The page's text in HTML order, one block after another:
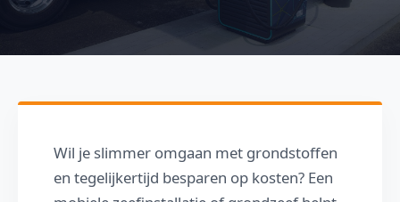
Wil je slimmer omgaan met grondstoffen
en tegelijkertijd besparen op kosten? Een